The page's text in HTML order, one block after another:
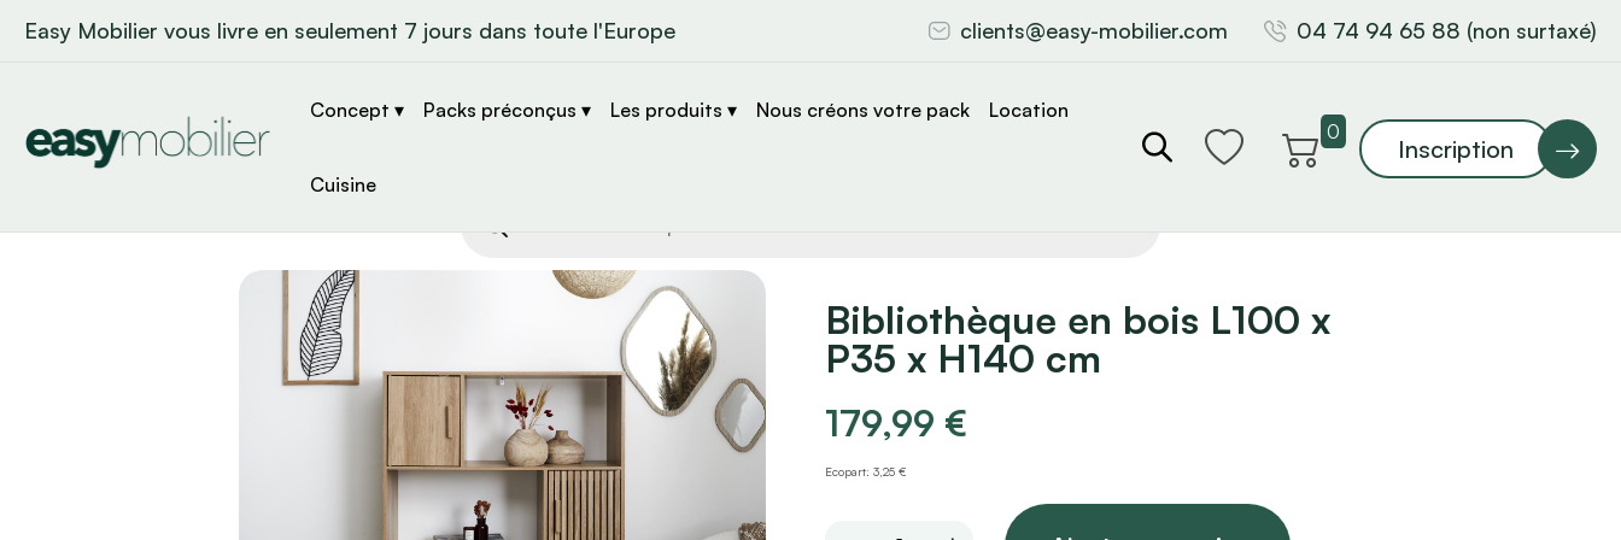
Easy Mobilier vous livre en seulement 7 jours dans toute l'Europe clients@easy-mobilier.com 04 74 94 65 88 (non surtaxé)
0
Inscription
Concept ▾ Packs préconçus ▾ Les produits ▾ Nous créons votre pack Location
Cuisine
de
Bibliothèque en bois L100 x
P35 x H140 cm
179,99 €
Ecopart: 3,25 €